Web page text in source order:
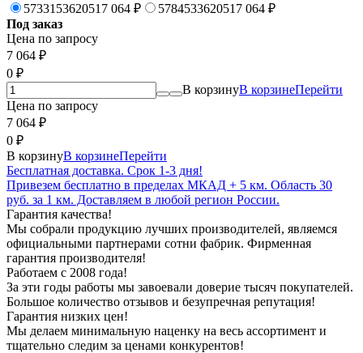
573315362051 7 064 ₽ 578453362051 7 064 ₽
Под заказ
Цена по запросу
7 064 ₽
0 ₽
В корзинуВ корзинеПерейти
Цена по запросу
7 064 ₽
0 ₽
В корзинуВ корзинеПерейти
Бесплатная доставка. Срок 1-3 дня!
Привезем бесплатно в пределах МКАД + 5 км. Область 30
руб. за 1 км. Доставляем в любой регион России.
Гарантия качества!
Мы собрали продукцию лучших производителей, являемся
официальными партнерами сотни фабрик. Фирменная
гарантия производителя!
Работаем с 2008 года!
За эти годы работы мы завоевали доверие тысяч покупателей.
Большое количество отзывов и безупречная репутация!
Гарантия низких цен!
Мы делаем минимальную наценку на весь ассортимент и
тщательно следим за ценами конкурентов!